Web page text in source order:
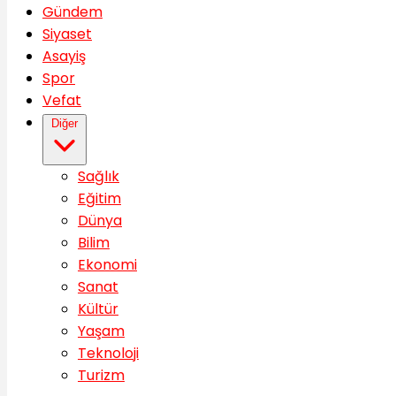
Gündem
Siyaset
Asayiş
Spor
Vefat
Diğer
Sağlık
Eğitim
Dünya
Bilim
Ekonomi
Sanat
Kültür
Yaşam
Teknoloji
Turizm